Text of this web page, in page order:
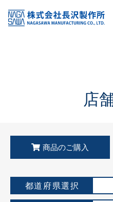
KSS加盟店・取扱店情報
店舗一覧
店
商品のご購入
都道府県選択